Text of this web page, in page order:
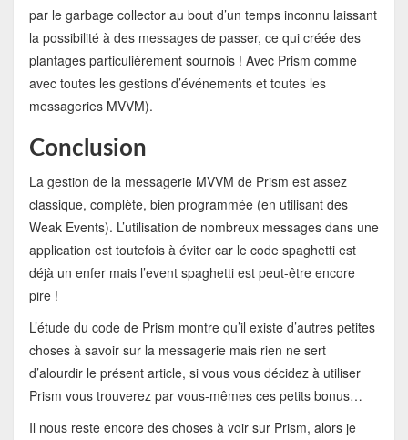
par le garbage collector au bout d’un temps inconnu laissant
la possibilité à des messages de passer, ce qui créée des
plantages particulièrement sournois ! Avec Prism comme
avec toutes les gestions d’événements et toutes les
messageries MVVM).
Conclusion
La gestion de la messagerie MVVM de Prism est assez
classique, complète, bien programmée (en utilisant des
Weak Events). L’utilisation de nombreux messages dans une
application est toutefois à éviter car le code spaghetti est
déjà un enfer mais l’event spaghetti est peut-être encore
pire !
L’étude du code de Prism montre qu’il existe d’autres petites
choses à savoir sur la messagerie mais rien ne sert
d’alourdir le présent article, si vous vous décidez à utiliser
Prism vous trouverez par vous-mêmes ces petits bonus…
Il nous reste encore des choses à voir sur Prism, alors je